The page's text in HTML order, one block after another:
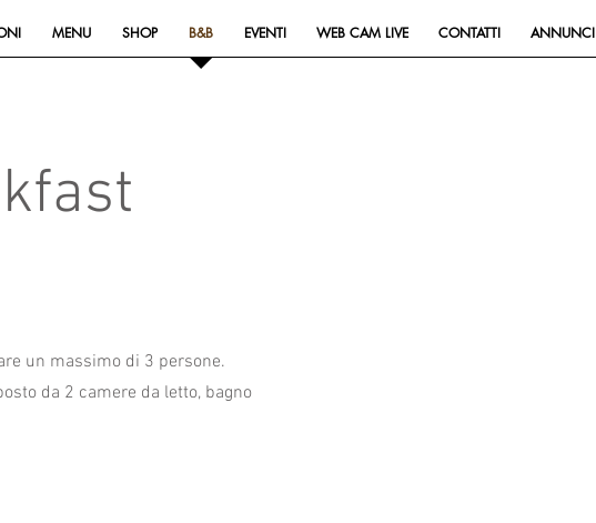
MENU SHOP B&B EVENTI WEB CAM LIVE CONTATTI ANNUNCI
un massimo di 3 persone.
da 2 camere da letto, bagno